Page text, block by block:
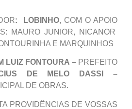
: LOBINHO, COM O APOIO
MAURO JUNIOR, NICANOR
E MARQUINHOS
LUIZ FONTOURA – PREFEITO
DE MELO DASSI –
DE OBRAS.
PROVIDÊNCIAS DE VOSSAS